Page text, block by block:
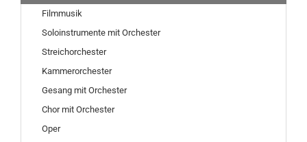
Filmmusik
Soloinstrumente mit Orchester
Streichorchester
Kammerorchester
Gesang mit Orchester
Chor mit Orchester
Oper